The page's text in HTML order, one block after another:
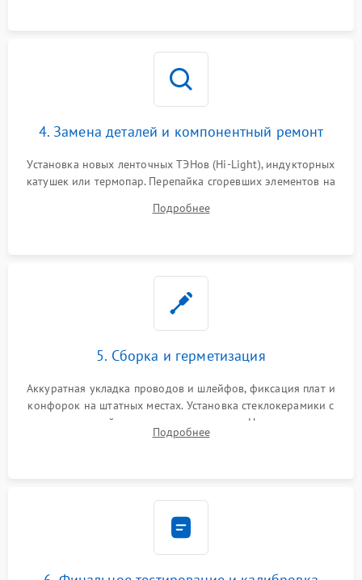
4. Замена деталей и компонентный ремонт
Установка новых ленточных ТЭНов (Hi-Light), индукторных
катушек или термопар. Перепайка сгоревших элементов на
дорожек. Очистка контактов и замена поврежденной
Подробнее
5. Сборка и герметизация
Аккуратная укладка проводов и шлейфов, фиксация плат и
конфорок на штатных местах. Установка стеклокерамики с
проверкой равномерности зазоров. Нанесение
термостойкого герметика или укладка уплотнительной
Подробнее